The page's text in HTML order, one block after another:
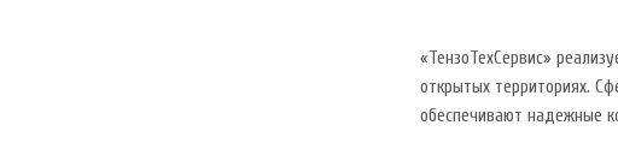
«ТензоТехСервис»
открытых территориях.
обеспечивают надежные